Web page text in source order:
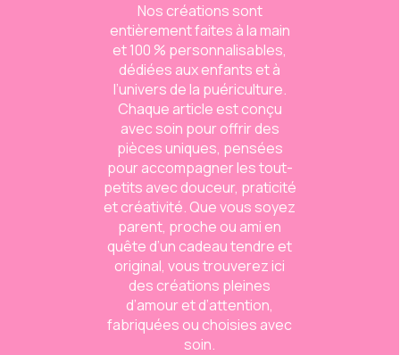
couches est le cadeau
parfait pour célébrer l’arrivée
de bébé ! Composé de
couches soigneusement
roulées et décoré avec des
petits accessoires
(chaussettes, bavoirs,
peluches, etc.), il allie
esthétique et utilité. Chaque
création peut être
personnalisée selon vos
envies, pour un présent
unique qui marquera les
esprits lors d’une baby-
shower ou d’une visite de
naissance.
Nos créations sont
entièrement faites à la main
et 100 % personnalisables,
dédiées aux enfants et à
l’univers de la puériculture.
Chaque article est conçu
avec soin pour offrir des
pièces uniques, pensées
pour accompagner les tout-
petits avec douceur, praticité
et créativité. Que vous soyez
parent, proche ou ami en
quête d’un cadeau tendre et
original, vous trouverez ici
des créations pleines
d’amour et d’attention,
fabriquées ou choisies avec
soin.